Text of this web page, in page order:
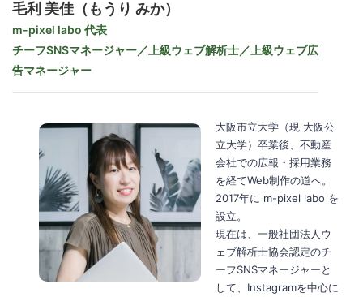
毛利 美佳（もうり みか）
m-pixel labo 代表
チーフSNSマネージャー／上級ウェブ解析士／上級ウェブ広
告マネージャー
大阪市立大学（現 大阪公
立大学）卒業後、不動産
会社での広報・採用業務
を経てWeb制作の道へ。
2017年に m-pixel labo を
設立。
現在は、一般社団法人ウ
ェブ解析士協会認定のチ
ーフSNSマネージャーと
して、Instagramを中心に